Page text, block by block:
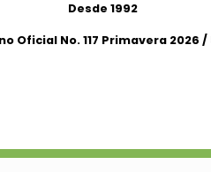
Desde 1992
Oficial No. 117 Primavera 2026 /